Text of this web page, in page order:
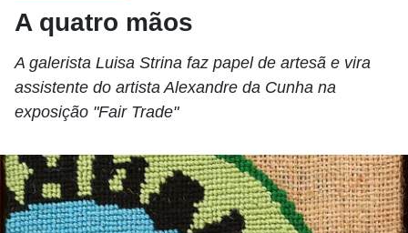
A quatro mãos
A galerista Luisa Strina faz papel de artesã e vira
assistente do artista Alexandre da Cunha na
exposição "Fair Trade"